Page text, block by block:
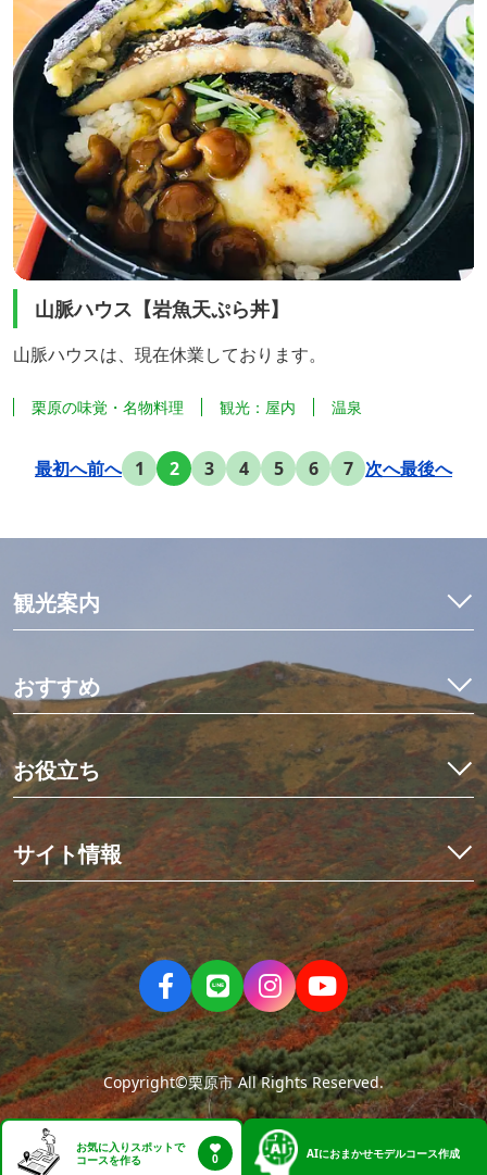
水道施設の倒壊、建物半壊、避難勧告制限と多くの困難...
山脈ハウス【岩魚天ぷら丼】
山脈ハウスは、現在休業しております。
栗原の味覚・名物料理 観光：屋内 温泉
最初へ前へ 1 2 3 4 5 6 7 次へ最後へ
お気に入りスポットで
コースを作る
0 AIにおまかせモデルコース作成
観光案内
モデルコース
観光・体験
宿泊予約
イベント
アクセス
おすすめ
イワナ料理を食べ比べ
初めての栗駒山とカヤック体験
世界にひとつだけのミニ畳作り
星空観測と世界谷地ツアー
歴史を紡ぐ場所、くりでんミュージアム
冬の花山湖でワカサギを釣ろう！
伊豆沼・内沼でマガンの飛び立ち
親子で楽しむ夏休み
大人の休日旅
人情薫るまち、有壁①まちあるきツアー編
人情薫るまち、有壁②史跡＆食事処編
お役立ち
くりはらでしたい10のこと
栗原の見ごろ
デジタルマップ
ニュース
パンフレット
フォトダウンロード
動画
ねじりほんにょの部屋
サイト情報
栗原市観光物産協会について
お問い合わせ
当サイトのご利用について
サイトマップ
Copyright©栗原市 All Rights Reserved.